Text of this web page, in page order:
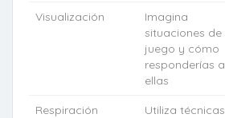
Visualización
Imagina
situaciones de
juego y cómo
responderías a
ellas
Respiración
Utiliza técnicas